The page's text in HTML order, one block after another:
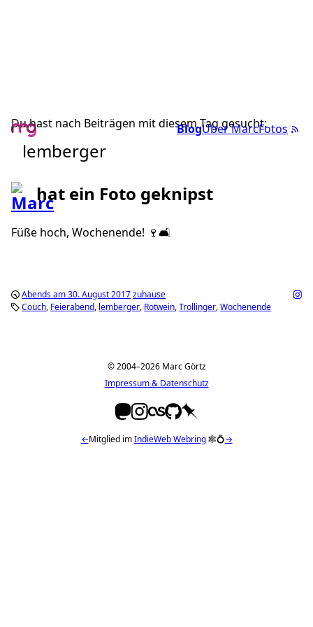
BlogÜber MarcFotos
Du hast nach Beiträgen mit diesem Tag gesucht:
lemberger
hat ein Foto geknipst
Füße hoch, Wochenende! 🍷🛋
Abends am 30. August 2017zuhause
Couch Feierabend lemberger Rotwein Trollinger Wochenende
© 2004–2026 Marc Görtz
Impressum & Datenschutz
←Mitglied imIndieWeb Webring🕸💍→